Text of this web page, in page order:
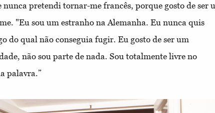
nunca pretendi tornar-me francês, porque gosto de ser
"Eu sou um estranho na Alemanha. Eu nunca quis
do qual não conseguia fugir. Eu gosto de ser um
não sou parte de nada. Sou totalmente livre no
palavra.”